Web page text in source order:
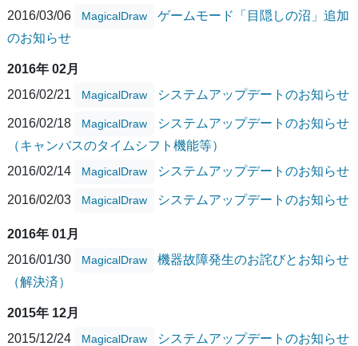
2016/03/06
MagicalDraw
ゲームモード「目隠しの沼」追加
のお知らせ
2016年 02月
2016/02/21
MagicalDraw システムアップデートのお知らせ
2016/02/18 MagicalDraw
システムアップデートのお知らせ
（キャンバスのタイムシフト機能等）
2016/02/14
MagicalDraw システムアップデートのお知らせ
2016/02/03 MagicalDraw システムアップデートのお知らせ
2016年 01月
2016/01/30
MagicalDraw
機器故障発生のお詫びとお知らせ
（解決済）
2015年 12月
2015/12/24
MagicalDraw システムアップデートのお知らせ